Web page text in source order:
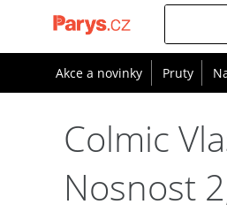
Akce a novinky Pruty
Colmic
Nosnost